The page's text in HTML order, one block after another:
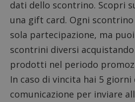
dati dello scontrino. Scopri
una gift card. Ogni
sola partecipazione, ma
scontrini diversi
prodotti nel periodo
In caso di vincita hai 5
comunicazione per inviare